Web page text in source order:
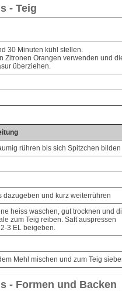
- Teig
30 Minuten kühl stellen.
Zitronen Orangen verwenden und
überziehen.
rühren bis sich Spitzchen bilden
dazugeben und kurz weiterrühren
heiss waschen, gut trocknen und
zum Teig reiben. Saft auspressen
3 EL beigeben.
Mehl mischen und zum Teig
- Formen und Backen